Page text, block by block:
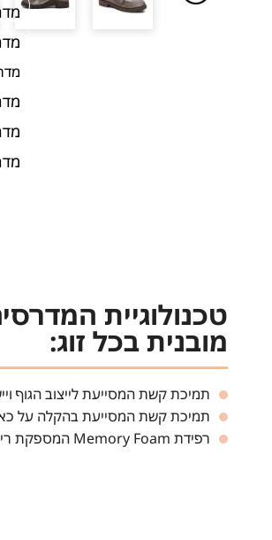
טכנולוגיית
מובנית בכל זוג:
תמיכת קשת המסייעת לייצוב הגוף
תמיכת קשת המסייעת בהקלה על
רפידת Memory Foam המספקת ריפוד ונוחות